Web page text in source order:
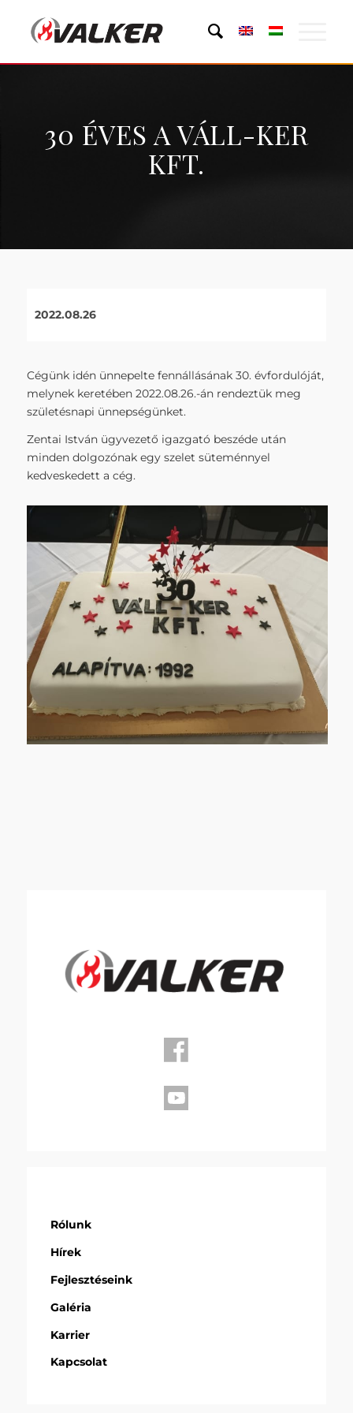
30 ÉVES A VÁLL-KER
KFT.
2022.08.26
Cégünk idén ünnepelte fennállásának 30. évfordulóját,
melynek keretében 2022.08.26.-án rendeztük meg
születésnapi ünnepségünket.
Zentai István ügyvezető igazgató beszéde után
minden dolgozónak egy szelet süteménnyel
kedveskedett a cég.
Rólunk
Hírek
Fejlesztéseink
Galéria
Karrier
Kapcsolat